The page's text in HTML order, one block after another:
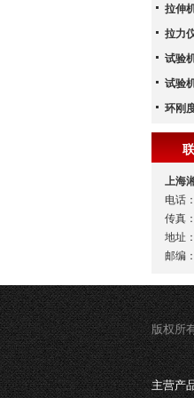
拉伸
拉力
试验
试验
环刚
上海
电话
传真
地址
邮编
版权所
主营产